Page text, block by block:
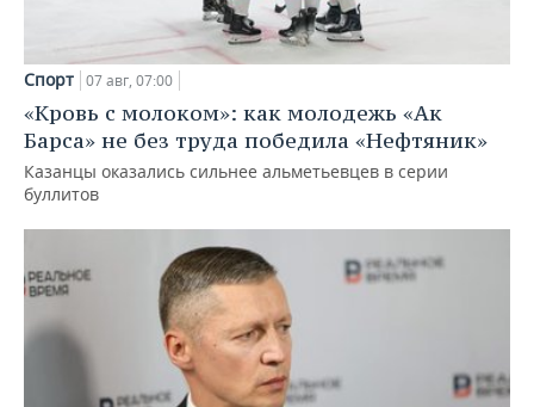
Спорт 07 авг, 07:00
«Кровь с молоком»: как молодежь «Ак
Барса» не без труда победила «Нефтяник»
Казанцы оказались сильнее альметьевцев в серии
буллитов